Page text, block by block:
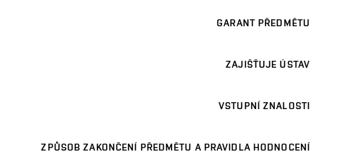
GARANT PŘEDMĚTU
ZAJIŠŤUJE ÚSTAV
VSTUPNÍ ZNALOSTI
ZPŮSOB ZAKONČENÍ PŘEDMĚTU A PRAVIDLA HODNOCENÍ